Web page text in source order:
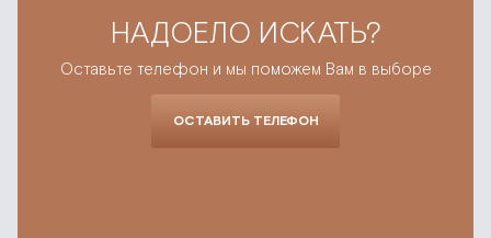
НАДОЕЛО ИСКАТЬ?
Оставьте телефон и мы поможем Вам в выборе
ОСТАВИТЬ ТЕЛЕФОН